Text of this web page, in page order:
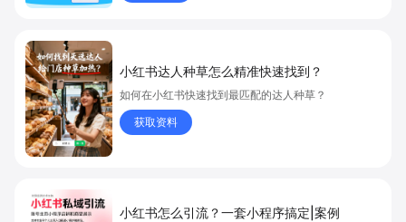
小红书达人种草怎么精准快速找到？
如何在小红书快速找到最匹配的达人种草？
获取资料
小红书怎么引流？一套小程序搞定|案例